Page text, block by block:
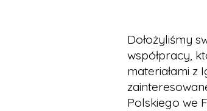
Dołożyliśmy
współpracy,
materiałami z
Polskiego we